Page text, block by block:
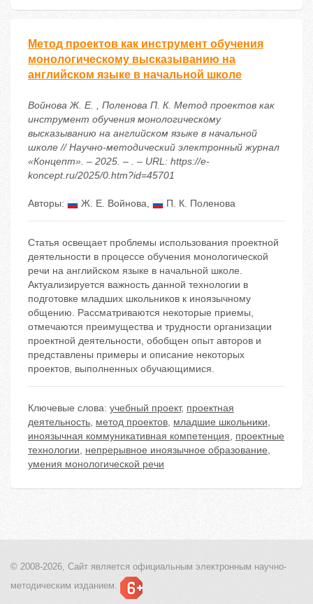
Метод проектов как инструмент обучения
монологическому высказыванию на
английском языке в начальной школе
Войнова Ж. Е. , Поленова П. К. Метод проектов как
инструмент обучения монологическому
высказыванию на английском языке в начальной
школе // Научно-методический электронный журнал
«Концепт». – 2025. – . – URL: https://e-
koncept.ru/2025/0.htm?id=45701
Авторы: Ж. Е. Войнова, П. К. Поленова
Статья освещает проблемы использования проектной
деятельности в процессе обучения монологической
речи на английском языке в начальной школе.
Актуализируется важность данной технологии в
подготовке младших школьников к иноязычному
общению. Рассматриваются некоторые приемы,
отмечаются преимущества и трудности организации
проектной деятельности, обобщен опыт авторов и
представлены примеры и описание некоторых
проектов, выполненных обучающимися.
Ключевые слова: учебный проект, проектная
деятельность, метод проектов, младшие школьники,
иноязычная коммуникативная компетенция, проектные
технологии, непрерывное иноязычное образование,
умения монологической речи
© 2008-2026, Сайт является официальным электронным научно-
методическим изданием.